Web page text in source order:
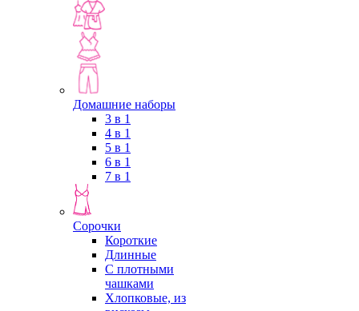
Домашние наборы
3 в 1
4 в 1
5 в 1
6 в 1
7 в 1
Сорочки
Короткие
Длинные
С плотными
чашками
Хлопковые, из